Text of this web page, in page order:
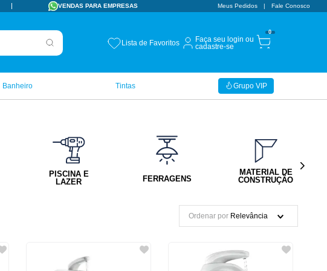
VENDAS PARA EMPRESAS Meus Pedidos Fale Conosco
Lista de Favoritos
Faça seu login ou
cadastre-se
0
Grupo VIP
Banheiro Tintas
PISCINA E
LAZER
FERRAGENS
MATERIAL DE
CONSTRUÇÃO
Ordenar por Relevância